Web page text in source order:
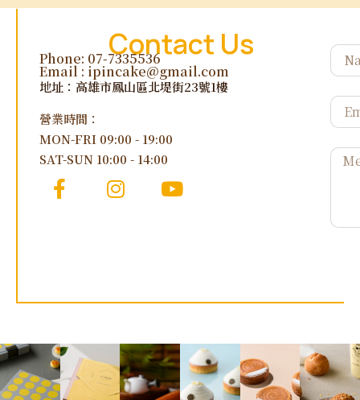
Contact Us
Phone: 07-7335536
Email : ipincake@gmail.com
地址：高雄市鳳山區北堤街23號1樓
營業時間：
MON-FRI 09:00 - 19:00
SAT-SUN 10:00 - 14:00